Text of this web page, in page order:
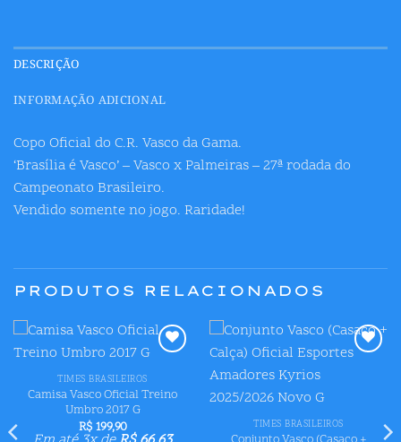
DESCRIÇÃO
INFORMAÇÃO ADICIONAL
Copo Oficial do C.R. Vasco da Gama.
‘Brasília é Vasco’ – Vasco x Palmeiras – 27ª rodada do
Campeonato Brasileiro.
Vendido somente no jogo. Raridade!
PRODUTOS RELACIONADOS
aos meus
desejos
TIMES BRASILEIROS
Camisa Vasco Oficial Treino
Umbro 2017 G
R$ 199,90 TIMES BRASILEIROS